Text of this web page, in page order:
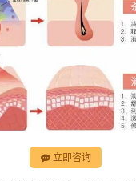
立即咨询